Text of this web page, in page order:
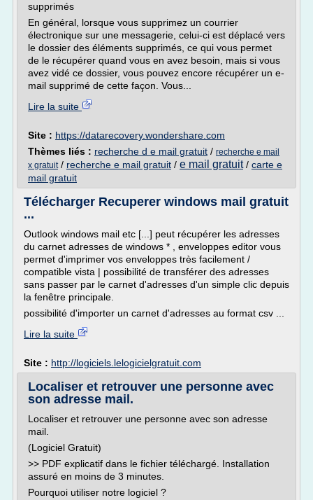
supprimés
En général, lorsque vous supprimez un courrier
électronique sur une messagerie, celui-ci est déplacé vers
le dossier des éléments supprimés, ce qui vous permet
de le récupérer quand vous en avez besoin, mais si vous
avez vidé ce dossier, vous pouvez encore récupérer un e-
mail supprimé de cette façon. Vous...
Lire la suite
Site : https://datarecovery.wondershare.com
Thèmes liés : recherche d e mail gratuit / recherche e mail
x gratuit/ recherche e mail gratuit / e mail gratuit/ carte e
mail gratuit
Télécharger Recuperer windows mail gratuit
...
Outlook windows mail etc [...] peut récupérer les adresses
du carnet adresses de windows * , enveloppes editor vous
permet d'imprimer vos enveloppes très facilement /
compatible vista | possibilité de transférer des adresses
sans passer par le carnet d'adresses d'un simple clic depuis
la fenêtre principale.
possibilité d'importer un carnet d'adresses au format csv ...
Lire la suite
Site : http://logiciels.lelogicielgratuit.com
Localiser et retrouver une personne avec
son adresse mail.
Localiser et retrouver une personne avec son adresse
mail.
(Logiciel Gratuit)
>> PDF explicatif dans le fichier téléchargé. Installation
assuré en moins de 3 minutes.
Pourquoi utiliser notre logiciel ?